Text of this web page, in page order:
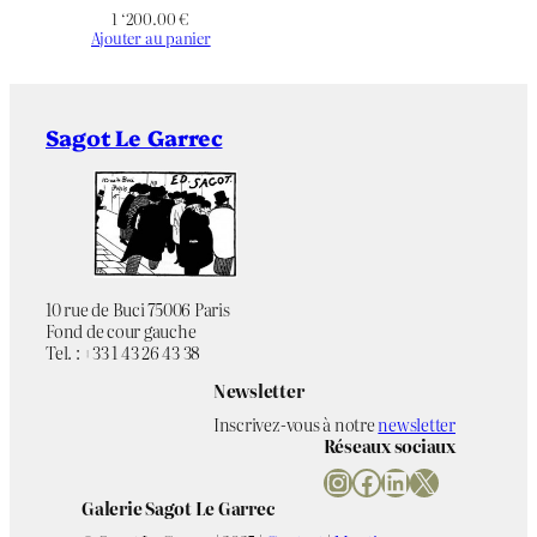
État
Éditeur –
Imprimeur Non applicable
Référence
Chromie
Intérieur de maison,
Portrait/Autoportrait
1 ‘200.00€
Ajouter au panier
Sagot Le Garrec
10 rue de Buci 75006 Paris
Fond de cour gauche
Tel. : +33 1 43 26 43 38
Newsletter
Inscrivez-vous à notrenewsletter
Réseaux sociaux
InstagramFacebook LinkedIn X
Galerie Sagot Le Garrec